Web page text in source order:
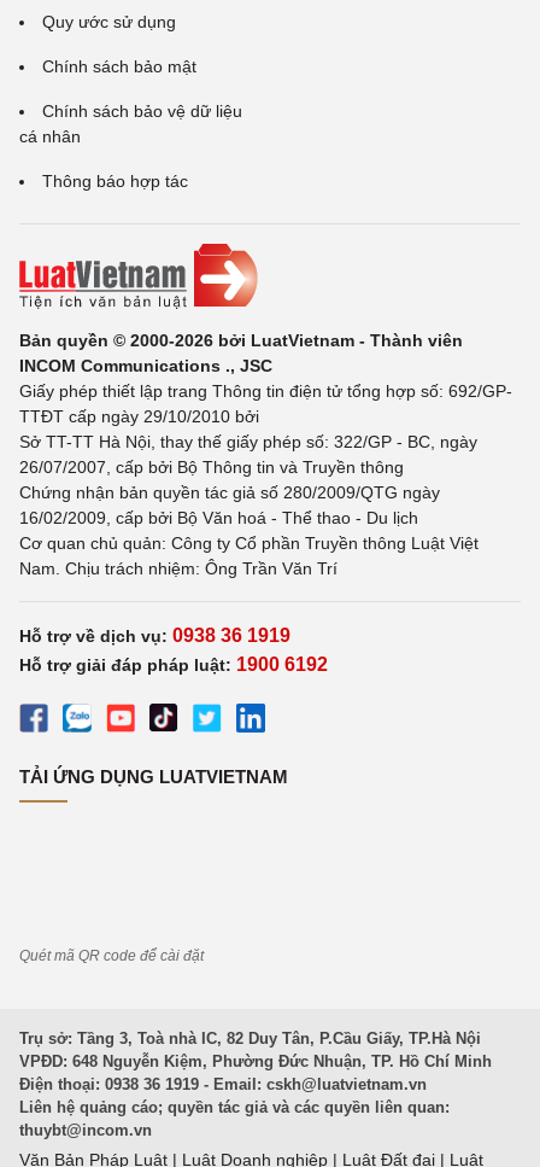
Quy ước sử dụng
Chính sách bảo mật
Chính sách bảo vệ dữ liệu
cá nhân
Thông báo hợp tác
Bản quyền © 2000-2026 bởi LuatVietnam - Thành viên
INCOM Communications ., JSC
Giấy phép thiết lập trang Thông tin điện tử tổng hợp số: 692/GP-
TTĐT cấp ngày 29/10/2010 bởi
Sở TT-TT Hà Nội, thay thế giấy phép số: 322/GP - BC, ngày
26/07/2007, cấp bởi Bộ Thông tin và Truyền thông
Chứng nhận bản quyền tác giả số 280/2009/QTG ngày
16/02/2009, cấp bởi Bộ Văn hoá - Thể thao - Du lịch
Cơ quan chủ quản: Công ty Cổ phần Truyền thông Luật Việt
Nam. Chịu trách nhiệm: Ông Trần Văn Trí
Hỗ trợ về dịch vụ: 0938 36 1919
Hỗ trợ giải đáp pháp luật: 1900 6192
TẢI ỨNG DỤNG LUATVIETNAM
Quét mã QR code để cài đặt
Trụ sở: Tầng 3, Toà nhà IC, 82 Duy Tân, P.Cầu Giấy, TP.Hà Nội
VPĐD: 648 Nguyễn Kiệm, Phường Đức Nhuận, TP. Hồ Chí Minh
Điện thoại: 0938 36 1919 - Email: cskh@luatvietnam.vn
Liên hệ quảng cáo; quyền tác giả và các quyền liên quan:
thuybt@incom.vn
Văn Bản Pháp Luật | Luật Doanh nghiệp | Luật Đất đai | Luật